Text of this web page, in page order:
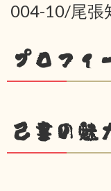
004-10/尾張
プロフィ
己書の魅